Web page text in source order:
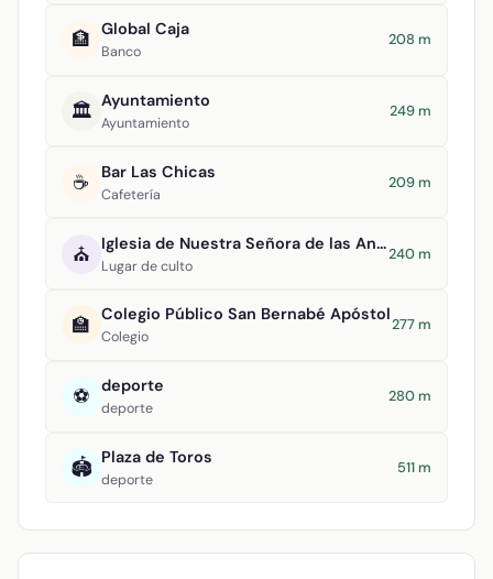
🏦 Global Caja
Banco
208 m
🏛️ Ayuntamiento
Ayuntamiento
249 m
☕ Bar Las Chicas
Cafetería
209 m
⛪ Iglesia de Nuestra Señora de las Angustias
Lugar de culto
240 m
🏫 Colegio Público San Bernabé Apóstol
Colegio
277 m
⚽ deporte
deporte
280 m
🏟️ Plaza de Toros
deporte
511 m